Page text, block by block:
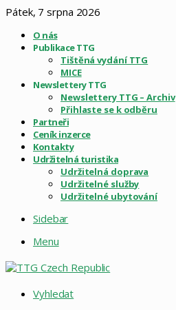
Pátek, 7 srpna 2026
O nás
Publikace TTG
Tištěná vydání TTG
MICE
Newslettery TTG
Newslettery TTG – Archiv
Přihlaste se k odběru
Partneři
Ceník inzerce
Kontakty
Udržitelná turistika
Udržitelná doprava
Udržitelné služby
Udržitelné ubytování
Sidebar
Menu
Vyhledat